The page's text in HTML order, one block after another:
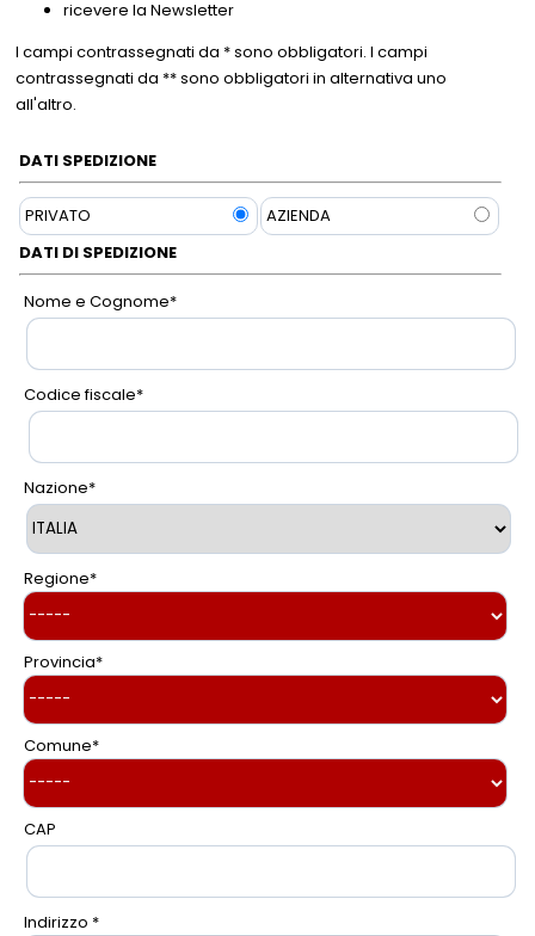
Campania - Basilicata - Calabria
Sicilia - Sardegna
Francia
Sanpellegrino
Cialde Lavazza compatibili Nespresso®*
Confetture, miele, creme di cacao
Latte
Aceto
Olio
Pomodoro
Igiene e cura persona
Igiene e pulizia
Prodotti di carta e plastica
Prodotti per animali
Carta ufficio e stampanti
Diffusori-Profumatori-Deodoranti-
Candele
ricevere la Newsletter
I campi contrassegnati da * sono obbligatori. I campi
contrassegnati da ** sono obbligatori in alternativa uno
all'altro.
DATI SPEDIZIONE
PRIVATO
AZIENDA
DATI DI SPEDIZIONE
Nome e Cognome*
Codice fiscale*
Nazione*
Regione*
Provincia*
Comune*
CAP
Indirizzo *